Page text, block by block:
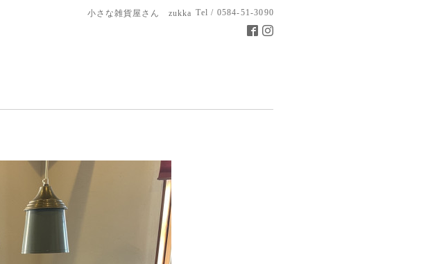
小さな雑貨屋さん zukka Tel / 0584-51-3090